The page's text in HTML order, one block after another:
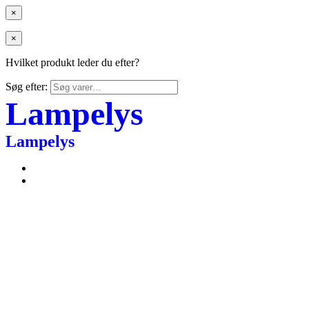
×
×
Hvilket produkt leder du efter?
Søg efter:
Lampelys
Lampelys